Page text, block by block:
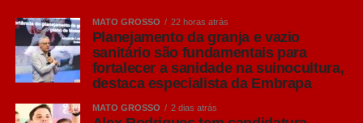
Para o presidente da Acrismat, Frederico Tannure Filho,
levar especialistas da Embrapa ao simpósio reforça o
compromisso da entidade com a difusão de
conhecimento técnico que contribua para o fortalecimento
MATO GROSSO 22 horas atrás
Planejamento da granja e vazio
sanitário são fundamentais para
fortalecer a sanidade na suinocultura,
destaca especialista da Embrapa
MATO GROSSO 2 dias atrás